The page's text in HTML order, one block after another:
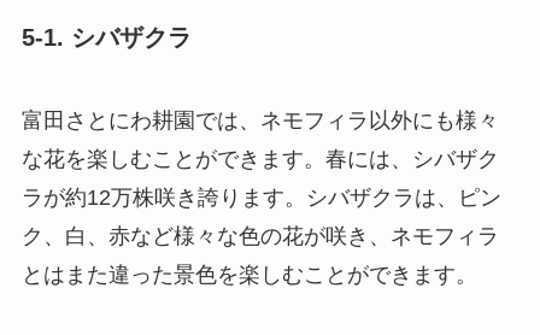
5-1. シバザクラ
富田さとにわ耕園では、ネモフィラ以外にも様々
な花を楽しむことができます。春には、シバザク
ラが約12万株咲き誇ります。シバザクラは、ピン
ク、白、赤など様々な色の花が咲き、ネモフィラ
とはまた違った景色を楽しむことができます。